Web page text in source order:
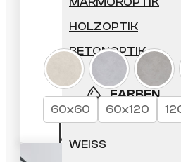
HOLZOPTIK
BETONOPTIK
FARBEN
WEISS
50.83€
60x60 60x120
ANGEBOT